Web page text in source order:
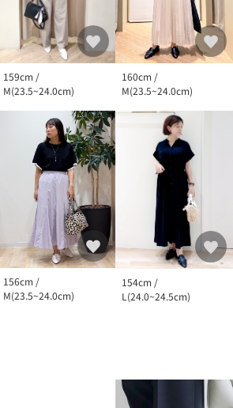
159cm /
M(23.5~24.0cm)
160cm /
M(23.5~24.0cm)
156cm /
M(23.5~24.0cm)
154cm /
L(24.0~24.5cm)